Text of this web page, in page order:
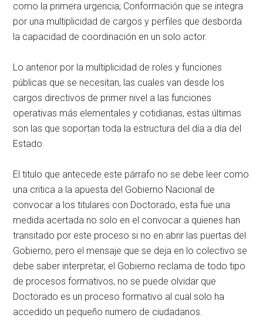
como la primera urgencia; Conformación que se integra
por una multiplicidad de cargos y perfiles que desborda
la capacidad de coordinación en un solo actor.
Lo anterior por la multiplicidad de roles y funciones
públicas que se necesitan, las cuales van desde los
cargos directivos de primer nivel a las funciones
operativas más elementales y cotidianas, estas últimas
son las que soportan toda la estructura del día a día del
Estado.
El titulo que antecede este párrafo no se debe leer como
una critica a la apuesta del Gobierno Nacional de
convocar a los titulares con Doctorado, esta fue una
medida acertada no solo en el convocar a quienes han
transitado por este proceso si no en abrir las puertas del
Gobierno, pero el mensaje que se deja en lo colectivo se
debe saber interpretar, el Gobierno reclama de todo tipo
de procesos formativos, no se puede olvidar que
Doctorado es un proceso formativo al cual solo ha
accedido un pequeño numero de ciudadanos.